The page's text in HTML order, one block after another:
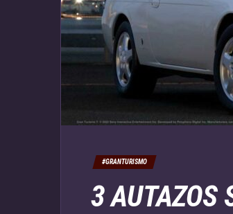
#GRANTURISMO
3 AUTAZOS